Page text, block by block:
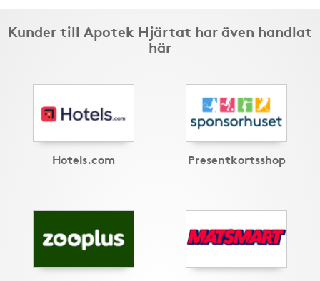
Kunder till Apotek Hjärtat har även handlat
här
Hotels.com Presentkortsshop